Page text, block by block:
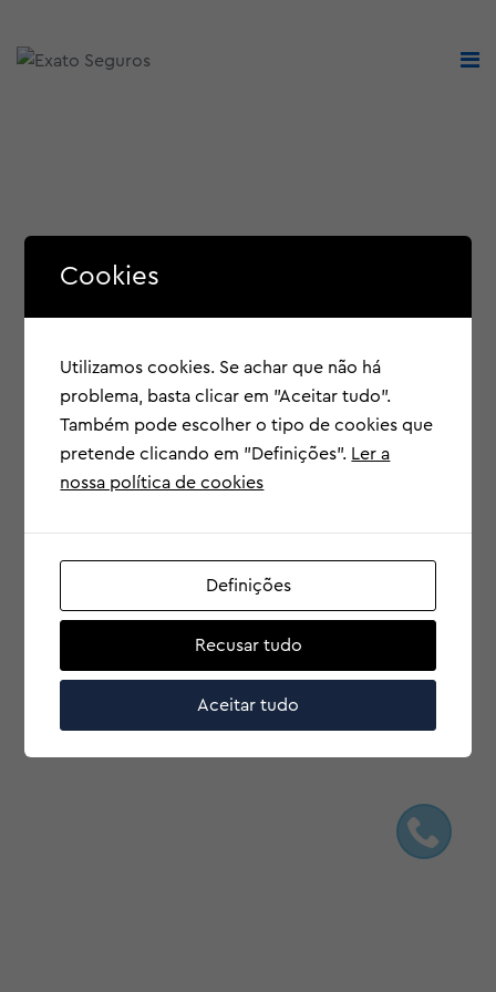
Cookies
Utilizamos cookies. Se achar que não há
problema, basta clicar em "Aceitar tudo".
Também pode escolher o tipo de cookies que
pretende clicando em "Definições". Ler a
nossa política de cookies
Definições
Recusar tudo
Aceitar tudo